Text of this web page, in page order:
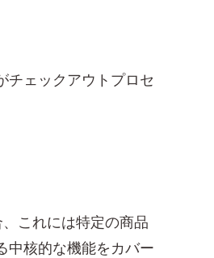
チェックアウトプロセ
これには特定の商品
中核的な機能をカバー